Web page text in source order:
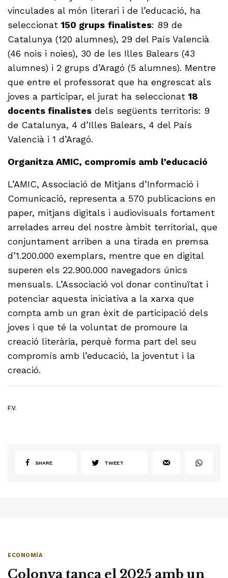
vinculades al món literari i de l’educació, ha
seleccionat150 grups finalistes: 89 de
Catalunya (120 alumnes), 29 del País Valencià
(46 nois i noies), 30 de les Illes Balears (43
alumnes) i 2 grups d’Aragó (5 alumnes). Mentre
que entre el professorat que ha engrescat als
joves a participar, el jurat ha seleccionat18
docents finalistes dels següents territoris: 9
de Catalunya, 4 d’Illes Balears, 4 del País
Valencià i 1 d’Aragó.
Organitza AMIC, compromís amb l’educació
L’AMIC, Associació de Mitjans d’Informació i
Comunicació, representa a 570 publicacions en
paper, mitjans digitals i audiovisuals fortament
arrelades arreu del nostre àmbit territorial, que
conjuntament arriben a una tirada en premsa
d’1.200.000 exemplars, mentre que en digital
superen els 22.900.000 navegadors únics
mensuals. L’Associació vol donar continuïtat i
potenciar aquesta iniciativa a la xarxa que
compta amb un gran èxit de participació dels
joves i que té la voluntat de promoure la
creació literària, perquè forma part del seu
compromís amb l’educació, la joventut i la
creació.
F.V.
SHARE TWEET
ECONOMÍA
Colonya tanca el 2025 amb un